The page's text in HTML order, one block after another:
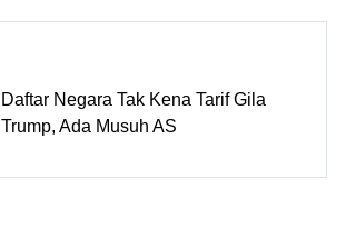
Daftar Negara Tak Kena Tarif Gila
Trump, Ada Musuh AS